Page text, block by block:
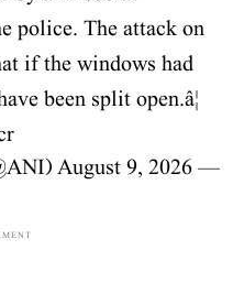
police. The attack on
if the windows had
been split open.â¦
— ANI (@ANI)
August 9, 2026